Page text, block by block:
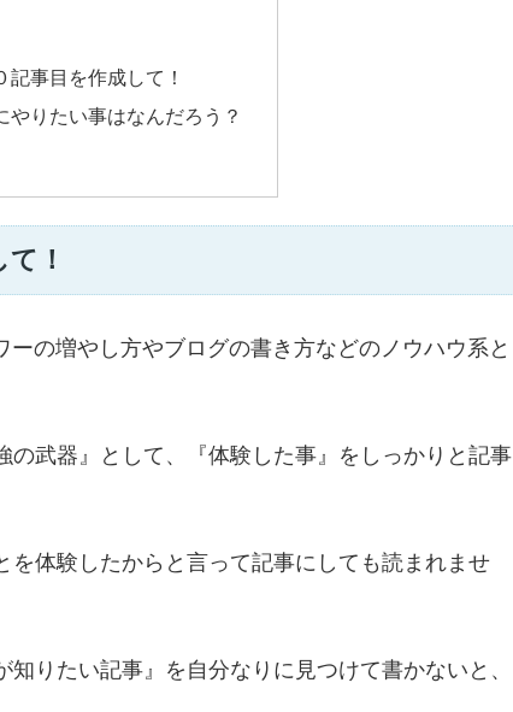
記事目を作成して！
やりたい事はなんだろう？
！
の増やし方やブログの書き方などのノウハウ系と
の武器』として、『体験した事』をしっかりと記事
体験したからと言って記事にしても読まれませ
りたい記事』を自分なりに見つけて書かないと、